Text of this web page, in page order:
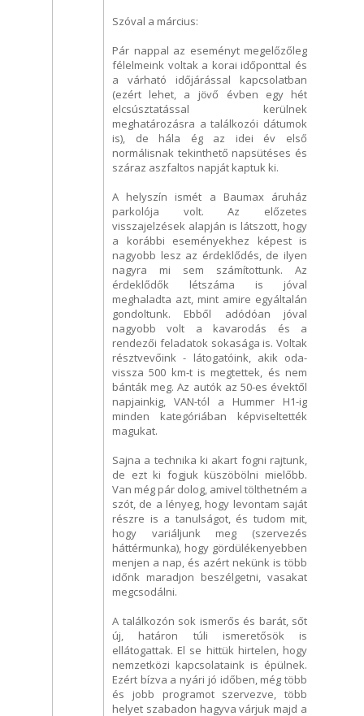
Szóval a március:
Pár nappal az eseményt megelőzőleg
félelmeink voltak a korai időponttal és
a várható időjárással kapcsolatban
(ezért lehet, a jövő évben egy hét
elcsúsztatással kerülnek
meghatározásra a találkozói dátumok
is), de hála ég az idei év első
normálisnak tekinthető napsütéses és
száraz aszfaltos napját kaptuk ki.
A helyszín ismét a Baumax áruház
parkolója volt. Az előzetes
visszajelzések alapján is látszott, hogy
a korábbi eseményekhez képest is
nagyobb lesz az érdeklődés, de ilyen
nagyra mi sem számítottunk. Az
érdeklődők létszáma is jóval
meghaladta azt, mint amire egyáltalán
gondoltunk. Ebből adódóan jóval
nagyobb volt a kavarodás és a
rendezői feladatok sokasága is. Voltak
résztvevőink - látogatóink, akik oda-
vissza 500 km-t is megtettek, és nem
bánták meg. Az autók az 50-es évektől
napjainkig, VAN-tól a Hummer H1-ig
minden kategóriában képviseltették
magukat.
Sajna a technika ki akart fogni rajtunk,
de ezt ki fogjuk küszöbölni mielőbb.
Van még pár dolog, amivel tölthetném a
szót, de a lényeg, hogy levontam saját
részre is a tanulságot, és tudom mit,
hogy variáljunk meg (szervezés
háttérmunka), hogy gördülékenyebben
menjen a nap, és azért nekünk is több
időnk maradjon beszélgetni, vasakat
megcsodálni.
A találkozón sok ismerős és barát, sőt
új, határon túli ismeretősök is
ellátogattak. El se hittük hirtelen, hogy
nemzetközi kapcsolataink is épülnek.
Ezért bízva a nyári jó időben, még több
és jobb programot szervezve, több
helyet szabadon hagyva várjuk majd a